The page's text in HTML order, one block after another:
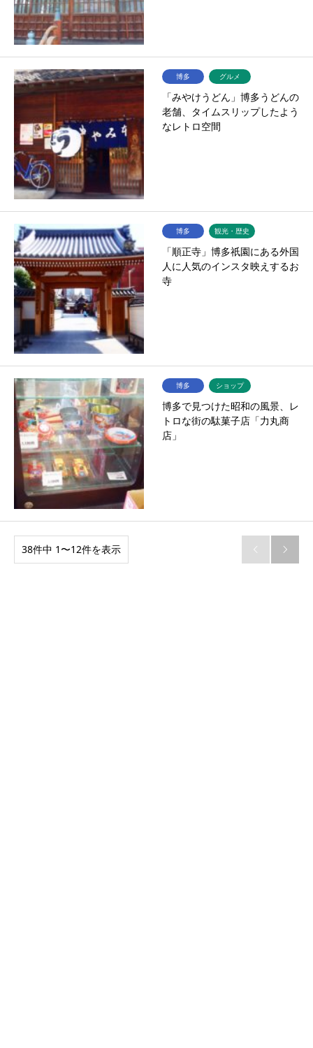
博多 グルメ
「みやけうどん」博多うどんの
老舗、タイムスリップしたよう
なレトロ空間
博多 観光・歴史
「順正寺」博多祇園にある外国
人に人気のインスタ映えするお
寺
博多 ショップ
博多で見つけた昭和の風景、レ
トロな街の駄菓子店「力丸商
店」
38件中 1〜12件を表示  